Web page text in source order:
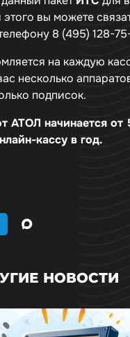
вы можете
8 (495) 128-
на каждую
несколько
подписок.
АТОЛ начинается от
кассу в год.
НОВОСТИ